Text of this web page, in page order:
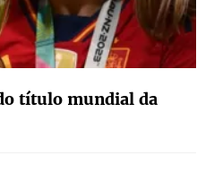
título mundial da